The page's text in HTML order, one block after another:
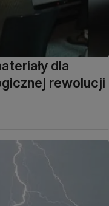
dla
rewolucji